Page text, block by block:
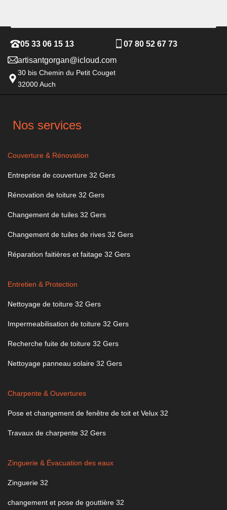
05 33 06 15 13
07 80 52 67 73
artisantgorgan@icloud.com
30 bis Chemin du Petit Couget
32000 Auch
Nos services
Couverture & Rénovation
Entreprise de couverture 32 Gers
Rénovation de toiture 32 Gers
Changement de tuiles 32 Gers
Changement de tuiles de rives 32 Gers
Réparation faitières et faitage 32 Gers
Entretien & Protection
Nettoyage de toiture 32 Gers
Impermeabilisation de toiture 32 Gers
Recherche fuite de toiture 32 Gers
Nettoyage panneau solaire 32 Gers
Charpente & Ouvertures
Pose et changement de fenêtre de toit et Velux 32
Travaux de charpente 32 Gers
Zinguerie & Évacuation des eaux
Zinguerie 32
changement et pose de gouttière 32